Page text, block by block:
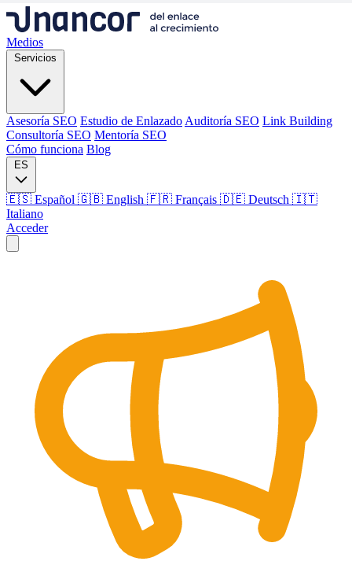
Medios
Servicios
Asesoría SEO Estudio de Enlazado Auditoría SEO Link Building
Consultoría SEO Mentoría SEO
Cómo funciona Blog
ES
🇪🇸 Español 🇬🇧 English 🇫🇷 Français 🇩🇪 Deutsch 🇮🇹
Italiano
Acceder
Estudio de Enlazado Auditoría SEO Link Building
Consultoría SEO
Cómo funciona
Blog
Idioma
🇪🇸 ES
🇬🇧 EN 🇫🇷 FR 🇩🇪 DE
Acceder